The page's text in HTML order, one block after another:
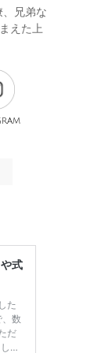
兄弟な
えた上
式
た
数
だ
ま